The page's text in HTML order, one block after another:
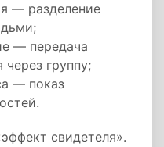
— разделение
— передача
через группу;
— показ
свидетеля».